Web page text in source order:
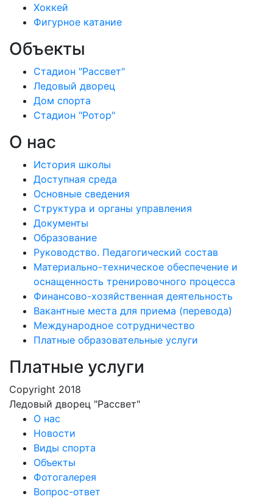
Хоккей
Фигурное катание
Объекты
Стадион "Рассвет"
Ледовый дворец
Дом спорта
Стадион "Ротор"
О нас
История школы
Доступная среда
Основные сведения
Структура и органы управления
Документы
Образование
Руководство. Педагогический состав
Материально-техническое обеспечение и
оснащенность тренировочного процесса
Финансово-хозяйственная деятельность
Вакантные места для приема (перевода)
Международное сотрудничество
Платные образовательные услуги
Платные услуги
Copyright 2018
Ледовый дворец "Рассвет"
О нас
Новости
Виды спорта
Объекты
Фотогалерея
Вопрос-ответ